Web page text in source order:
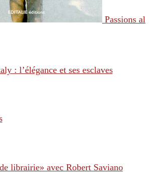
Passions al
: l’élégance et ses esclaves
librairie» avec Robert Saviano